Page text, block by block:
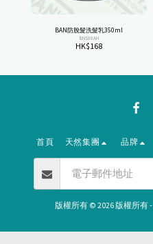
BAN防脫髮洗髮乳350ml
BNS00AH
HK$168
首頁 天然集團 品牌
版權所有 © 2026 版權所有 -